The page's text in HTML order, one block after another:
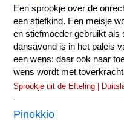
Een sprookje over de
een stiefkind. Een meisje
en stiefmoeder gebruikt als
dansavond is in het paleis
een wens: daar ook naar
wens wordt met
Sprookje uit de Efteling |
Pinokkio